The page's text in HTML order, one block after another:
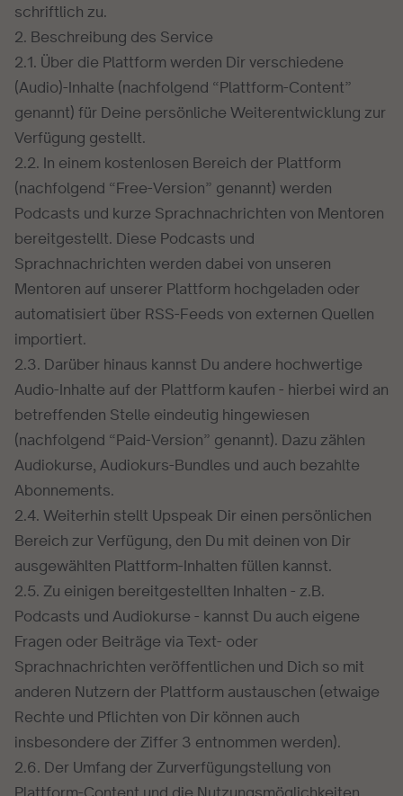
schriftlich zu.
2. Beschreibung des Service
2.1. Über die Plattform werden Dir verschiedene
(Audio)-Inhalte (nachfolgend “Plattform-Content”
genannt) für Deine persönliche Weiterentwicklung zur
Verfügung gestellt.
2.2. In einem kostenlosen Bereich der Plattform
(nachfolgend “Free-Version” genannt) werden
Podcasts und kurze Sprachnachrichten von Mentoren
bereitgestellt. Diese Podcasts und
Sprachnachrichten werden dabei von unseren
Mentoren auf unserer Plattform hochgeladen oder
automatisiert über RSS-Feeds von externen Quellen
importiert.
2.3. Darüber hinaus kannst Du andere hochwertige
Audio-Inhalte auf der Plattform kaufen - hierbei wird an
betreffenden Stelle eindeutig hingewiesen
(nachfolgend “Paid-Version” genannt). Dazu zählen
Audiokurse, Audiokurs-Bundles und auch bezahlte
Abonnements.
2.4. Weiterhin stellt Upspeak Dir einen persönlichen
Bereich zur Verfügung, den Du mit deinen von Dir
ausgewählten Plattform-Inhalten füllen kannst.
2.5. Zu einigen bereitgestellten Inhalten - z.B.
Podcasts und Audiokurse - kannst Du auch eigene
Fragen oder Beiträge via Text- oder
Sprachnachrichten veröffentlichen und Dich so mit
anderen Nutzern der Plattform austauschen (etwaige
Rechte und Pflichten von Dir können auch
insbesondere der Ziffer 3 entnommen werden).
2.6. Der Umfang der Zurverfügungstellung von
Plattform-Content und die Nutzungsmöglichkeiten